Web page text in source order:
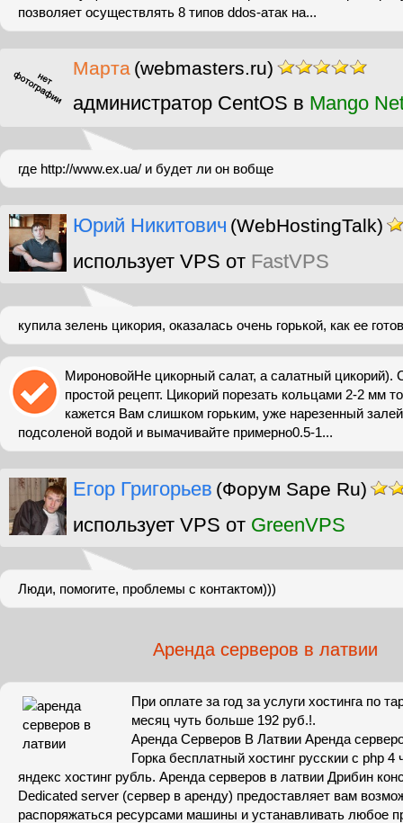
позволяет осуществлять 8 типов ddos-атак на...
Марта (webmasters.ru)
администратор CentOS в Mango
где http://www.ex.ua/ и будет ли он вобще
Юрий Никитович (WebHostingTalk)
использует VPS от FastVPS
купила зелень цикория, оказалась очень горькой, как ее
МироновойНе цикорный салат, а салатный цикорий).
простой рецепт. Цикорий порезать кольцами 2-2 мм
кажется Вам слишком горьким, уже нарезенный
подсоленой водой и вымачивайте примерно0.5-1...
Егор Григорьев (Форум Sape Ru)
использует VPS от GreenVPS
Люди, помогите, проблемы с контактом)))
Аренда серверов в латвии
При оплате за год за услуги хостинга по
месяц чуть больше 192 руб.!.
Аренда Серверов В Латвии Аренда
Горка бесплатный хостинг русскии с php 4
яндекс хостинг рубль. Аренда серверов в латвии Дрибин
Dedicated server (сервер в аренду) предоставляет вам
распоряжаться ресурсами машины и устанавливать любое